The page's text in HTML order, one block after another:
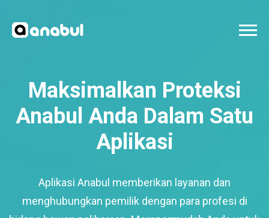
Maksimalkan Proteksi
Anabul Anda Dalam Satu
Aplikasi
Aplikasi Anabul memberikan layanan dan
menghubungkan pemilik dengan para profesi di